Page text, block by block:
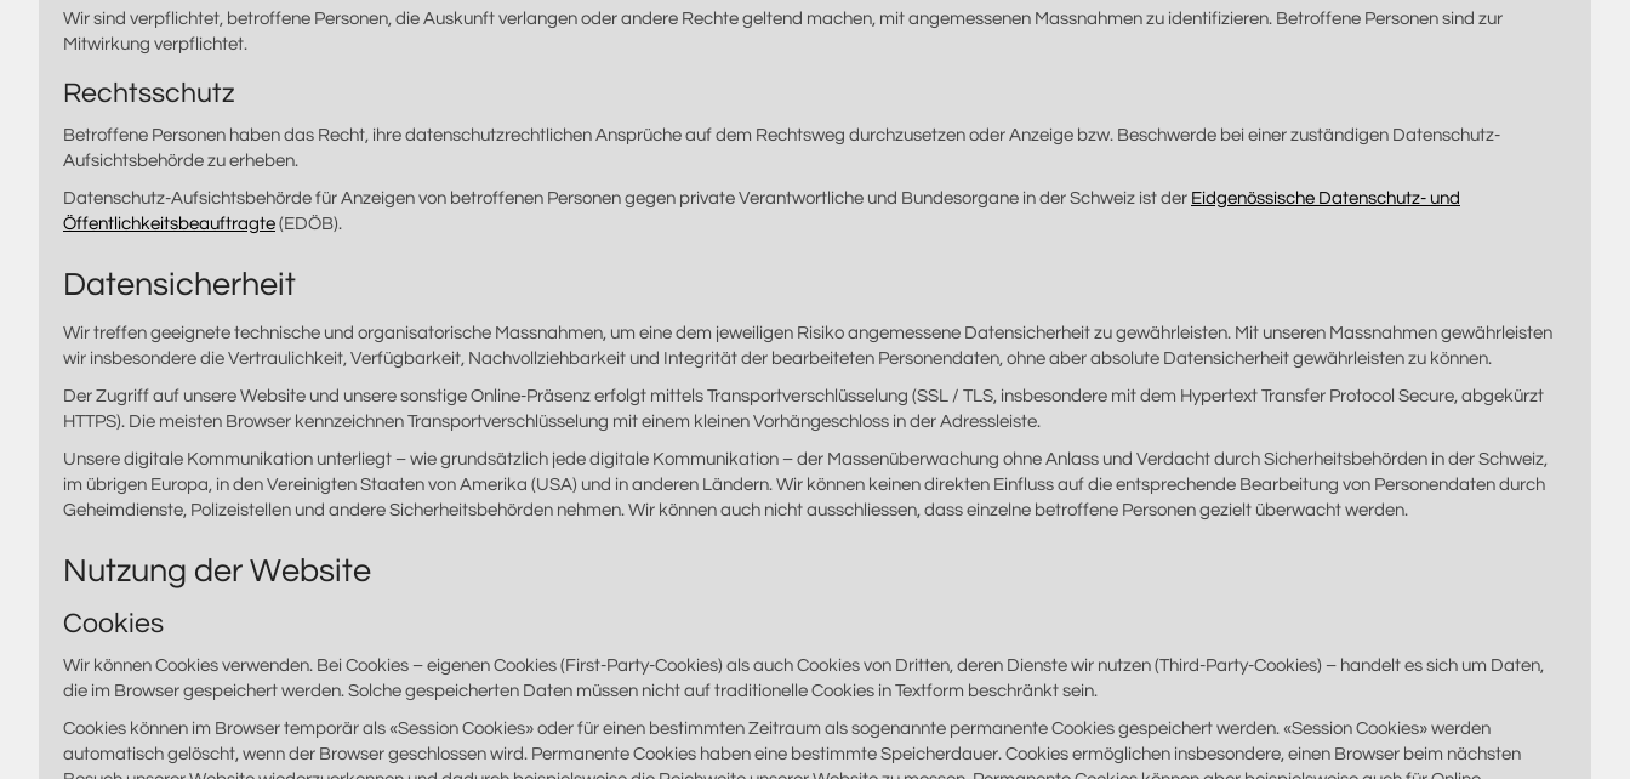
Wir sind verpflichtet, betroffene Personen, die Auskunft verlangen oder andere Rechte geltend machen, mit angemessenen Massnahmen zu identifizieren. Betroffene Personen sind zur
Mitwirkung verpflichtet.
Rechtsschutz
Betroffene Personen haben das Recht, ihre datenschutzrechtlichen Ansprüche auf dem Rechtsweg durchzusetzen oder Anzeige bzw. Beschwerde bei einer zuständigen Datenschutz-
Aufsichtsbehörde zu erheben.
Datenschutz-Aufsichtsbehörde für Anzeigen von betroffenen Personen gegen private Verantwortliche und Bundesorgane in der Schweiz ist der Eidgenössische Datenschutz- und
Öffentlichkeitsbeauftragte (EDÖB).
Datensicherheit
Wir treffen geeignete technische und organisatorische Massnahmen, um eine dem jeweiligen Risiko angemessene Datensicherheit zu gewährleisten. Mit unseren Massnahmen gewährleisten
wir insbesondere die Vertraulichkeit, Verfügbarkeit, Nachvollziehbarkeit und Integrität der bearbeiteten Personendaten, ohne aber absolute Datensicherheit gewährleisten zu können.
Der Zugriff auf unsere Website und unsere sonstige Online-Präsenz erfolgt mittels Transportverschlüsselung (SSL / TLS, insbesondere mit dem Hypertext Transfer Protocol Secure, abgekürzt
HTTPS). Die meisten Browser kennzeichnen Transportverschlüsselung mit einem kleinen Vorhängeschloss in der Adressleiste.
Unsere digitale Kommunikation unterliegt – wie grundsätzlich jede digitale Kommunikation – der Massenüberwachung ohne Anlass und Verdacht durch Sicherheitsbehörden in der Schweiz,
im übrigen Europa, in den Vereinigten Staaten von Amerika (USA) und in anderen Ländern. Wir können keinen direkten Einfluss auf die entsprechende Bearbeitung von Personendaten durch
Geheimdienste, Polizeistellen und andere Sicherheitsbehörden nehmen. Wir können auch nicht ausschliessen, dass einzelne betroffene Personen gezielt überwacht werden.
Nutzung der Website
Cookies
Wir können Cookies verwenden. Bei Cookies – eigenen Cookies (First-Party-Cookies) als auch Cookies von Dritten, deren Dienste wir nutzen (Third-Party-Cookies) – handelt es sich um Daten,
die im Browser gespeichert werden. Solche gespeicherten Daten müssen nicht auf traditionelle Cookies in Textform beschränkt sein.
Cookies können im Browser temporär als «Session Cookies» oder für einen bestimmten Zeitraum als sogenannte permanente Cookies gespeichert werden. «Session Cookies» werden
automatisch gelöscht, wenn der Browser geschlossen wird. Permanente Cookies haben eine bestimmte Speicherdauer. Cookies ermöglichen insbesondere, einen Browser beim nächsten